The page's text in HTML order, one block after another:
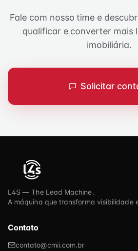
Fale com nosso time e
qualificar e converter mais
imobiliária.
Solicitar
L4S — The Lead Machine.
A máquina que transforma visibilidade
Contato
contato@cmii.com.br